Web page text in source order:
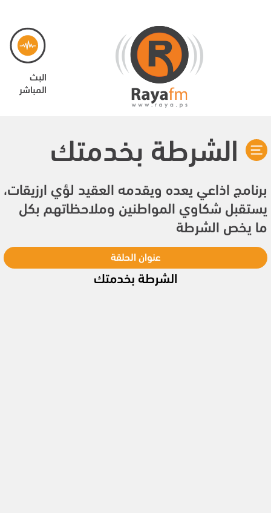
البث
المباشر
الشرطة بخدمتك
برنامج اذاعي يعده ويقدمه العقيد لؤي ارزيقات،
يستقبل شكاوي المواطنين وملاحظاتهم بكل
ما يخص الشرطة
عنوان الحلقة
الشرطة بخدمتك